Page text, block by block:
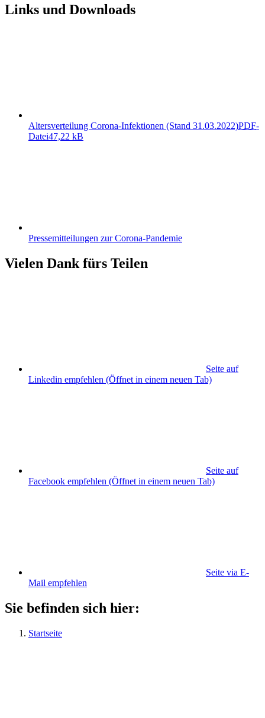
Links und Downloads
Altersverteilung Corona-Infektionen (Stand 31.03.2022)PDF-
Datei47,22 kB
Pressemitteilungen zur Corona-Pandemie
Vielen Dank fürs Teilen
Seite auf
Linkedin empfehlen (Öffnet in einem neuen Tab)
Seite auf
Facebook empfehlen (Öffnet in einem neuen Tab)
Seite via E-
Mail empfehlen
Sie befinden sich hier:
Startseite